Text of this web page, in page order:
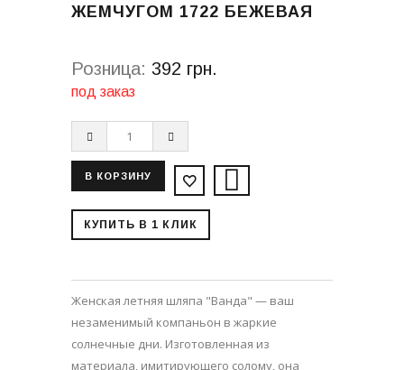
ЖЕМЧУГОМ 1722 БЕЖЕВАЯ
Розница: 392 грн.
под заказ
КУПИТЬ В 1 КЛИК
Женская летняя шляпа "Ванда" — ваш
незаменимый компаньон в жаркие
солнечные дни. Изготовленная из
материала, имитирующего солому, она